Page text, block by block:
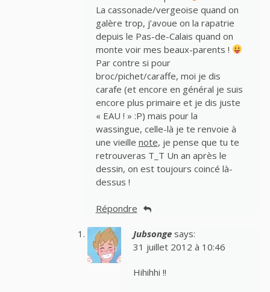
La cassonade/vergeoise quand on
galère trop, j’avoue on la rapatrie
depuis le Pas-de-Calais quand on
monte voir mes beaux-parents !
Par contre si pour
broc/pichet/caraffe, moi je dis
carafe (et encore en général je suis
encore plus primaire et je dis juste
« EAU ! » :P) mais pour la
wassingue, celle-là je te renvoie à
une vieille note, je pense que tu te
retrouveras T_T Un an après le
dessin, on est toujours coincé là-
dessus !
Répondre
Jubsonge says:
31 juillet 2012 à 10:46
Hihihhi !!